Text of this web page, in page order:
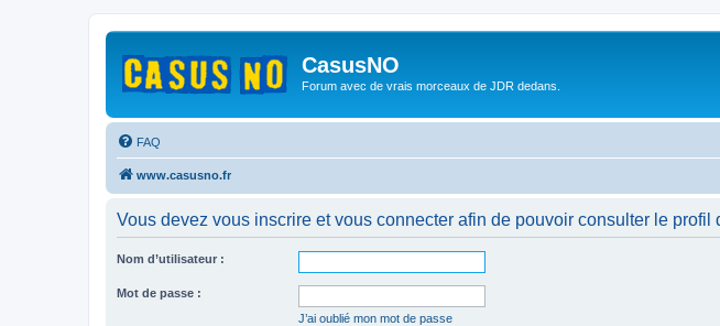
CasusNO
Forum avec de vrais morceaux de JDR dedans.
FAQ
www.casusno.fr
Vous devez vous inscrire et vous connecter afin de pouvoir consulter le profil
Nom d’utilisateur :
Mot de passe :
J’ai oublié mon mot de passe